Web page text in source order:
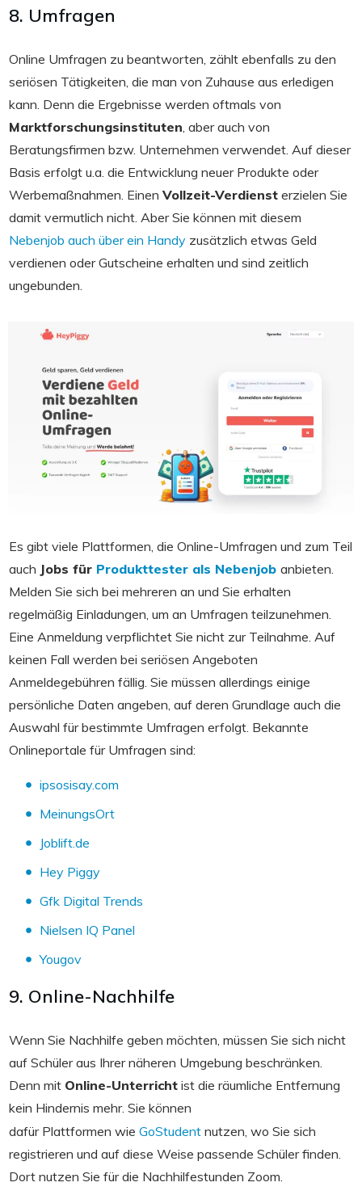
8. Umfragen
Online Umfragen zu beantworten, zählt ebenfalls zu den
seriösen Tätigkeiten, die man von Zuhause aus erledigen
kann. Denn die Ergebnisse werden oftmals von
Marktforschungsinstituten , aber auch von
Beratungsfirmen bzw. Unternehmen verwendet. Auf dieser
Basis erfolgt u.a. die Entwicklung neuer Produkte oder
Werbemaßnahmen. Einen Vollzeit-Verdienst erzielen Sie
damit vermutlich nicht. Aber Sie können mit diesem
Nebenjob auch über ein Handy zusätzlich etwas Geld
verdienen oder Gutscheine erhalten und sind zeitlich
ungebunden.
Es gibt viele Plattformen, die Online-Umfragen und zum Teil
auch Jobs für Produkttester als Nebenjob anbieten.
Melden Sie sich bei mehreren an und Sie erhalten
regelmäßig Einladungen, um an Umfragen teilzunehmen.
Eine Anmeldung verpflichtet Sie nicht zur Teilnahme. Auf
keinen Fall werden bei seriösen Angeboten
Anmeldegebühren fällig. Sie müssen allerdings einige
persönliche Daten angeben, auf deren Grundlage auch die
Auswahl für bestimmte Umfragen erfolgt. Bekannte
Onlineportale für Umfragen sind:
ipsosisay.com
MeinungsOrt
Joblift.de
Hey Piggy
Gfk Digital Trends
Nielsen IQ Panel
Yougov
9. Online-Nachhilfe
Wenn Sie Nachhilfe geben möchten, müssen Sie sich nicht
auf Schüler aus Ihrer näheren Umgebung beschränken.
Denn mit Online-Unterricht ist die räumliche Entfernung
kein Hindernis mehr. Sie können
dafür Plattformen wie GoStudent nutzen, wo Sie sich
registrieren und auf diese Weise passende Schüler finden.
Dort nutzen Sie für die Nachhilfestunden Zoom.